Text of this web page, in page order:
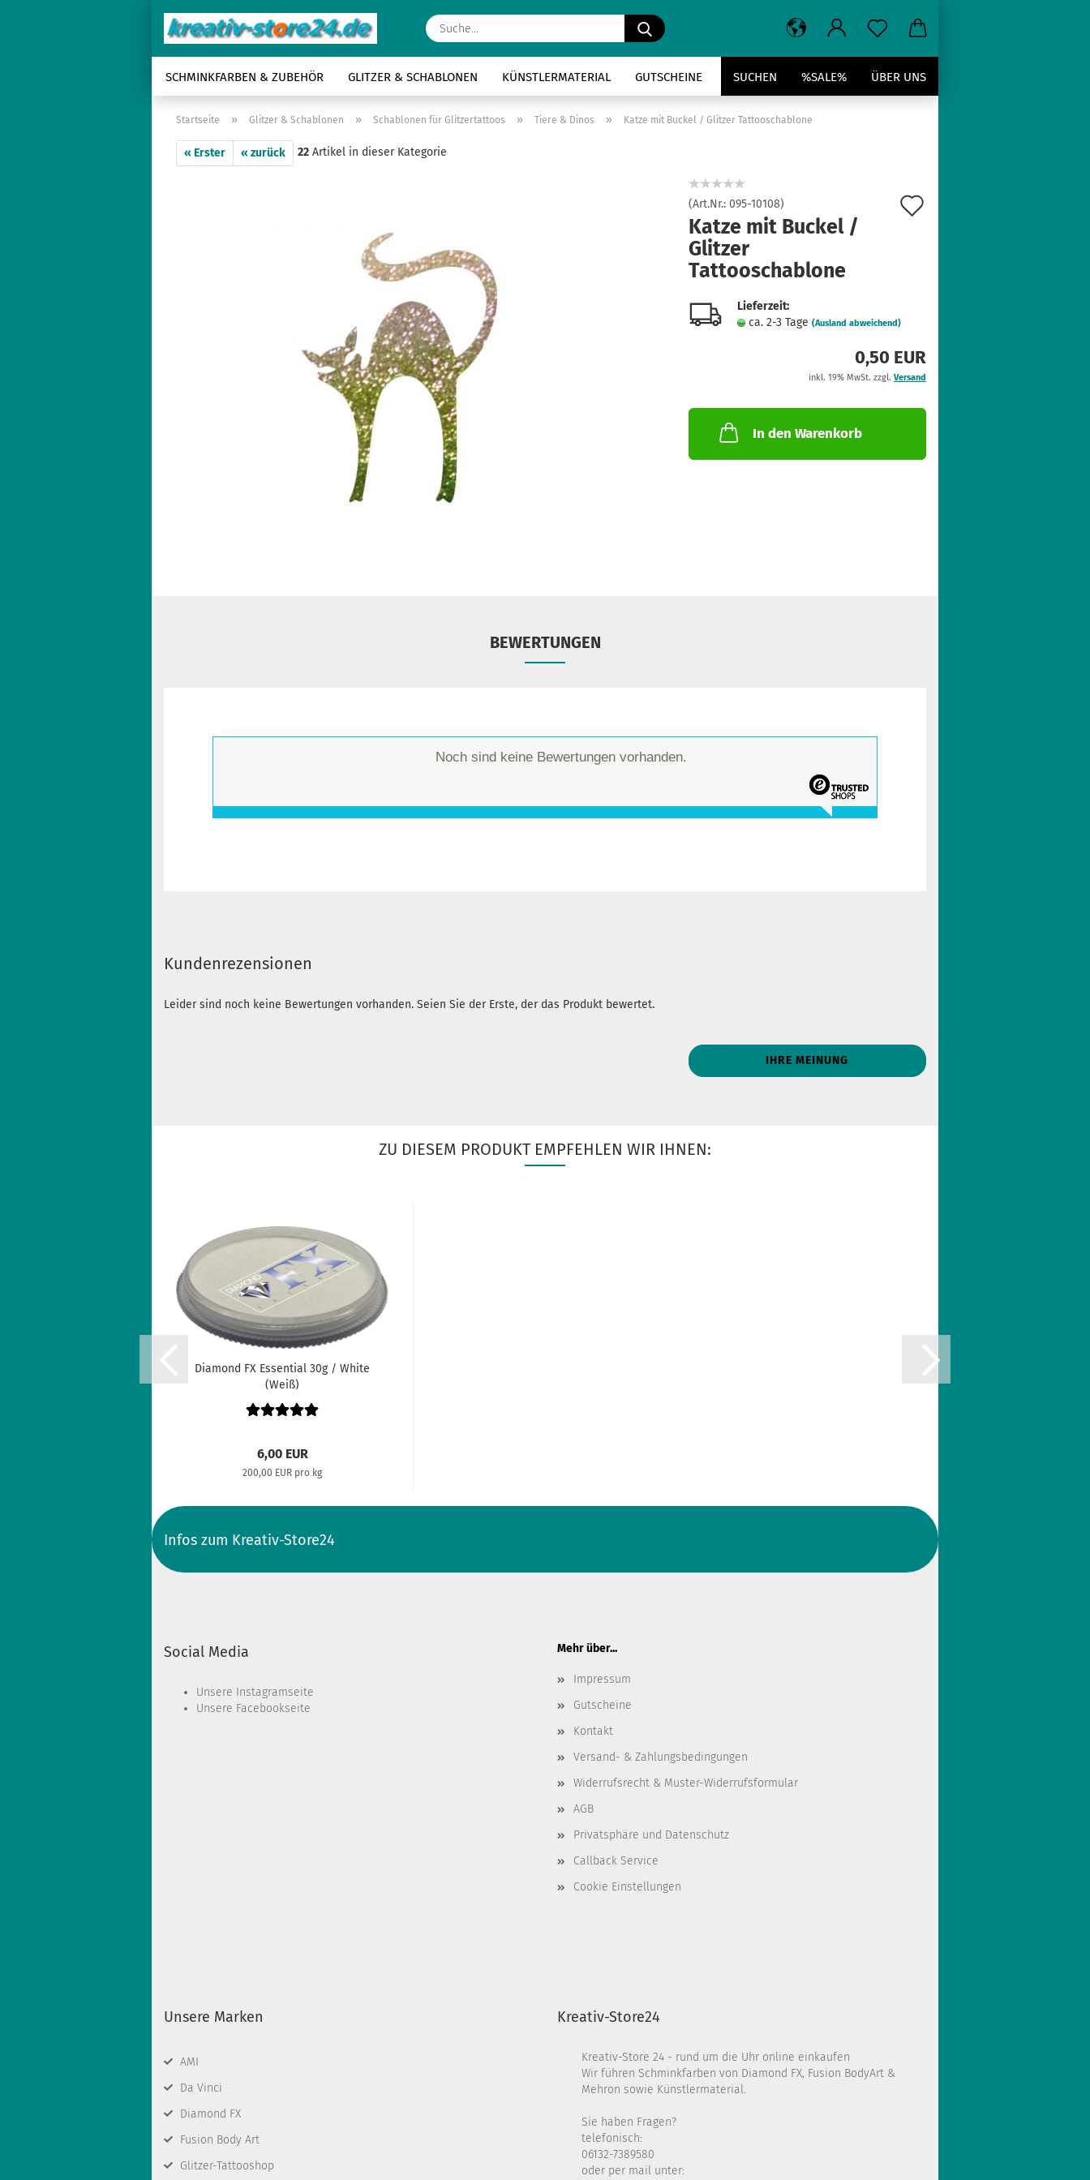
Suche...
SCHMINKFARBEN & ZUBEHÖR GLITZER & SCHABLONEN KÜNSTLERMATERIAL GUTSCHEINE SUCHEN %SALE% ÜBER UNS
Startseite » Glitzer & Schablonen » Schablonen für Glitzertattoos » Tiere & Dinos » Katze mit Buckel / Glitzer Tattooschablone
« Erster « zurück 22 Artikel in dieser Kategorie
(Art.Nr.: 095-10108)
Katze mit Buckel /
Glitzer
Tattooschablone
Lieferzeit:
ca. 2-3 Tage (Ausland abweichend)
0,50 EUR
inkl. 19% MwSt. zzgl. Versand
In den Warenkorb
BEWERTUNGEN
Noch sind keine Bewertungen vorhanden.
Kundenrezensionen
Leider sind noch keine Bewertungen vorhanden. Seien Sie der Erste, der das Produkt bewertet.
IHRE MEINUNG
ZU DIESEM PRODUKT EMPFEHLEN WIR IHNEN:
Diamond FX Essential 30g / White
(Weiß)
6,00 EUR
200,00 EUR pro kg
Infos zum Kreativ-Store24
Social Media
Unsere Instagramseite
Unsere Facebookseite
Mehr über...
Impressum
Gutscheine
Kontakt
Versand- & Zahlungsbedingungen
Widerrufsrecht & Muster-Widerrufsformular
AGB
Privatsphäre und Datenschutz
Callback Service
Cookie Einstellungen
Unsere Marken
AMI
Da Vinci
Diamond FX
Fusion Body Art
Glitzer-Tattooshop
Kreativ-Store24
Kreativ-Store 24 - rund um die Uhr online einkaufen
Wir führen Schminkfarben von Diamond FX, Fusion BodyArt &
Mehron sowie Künstlermaterial.
Sie haben Fragen?
telefonisch:
06132-7389580
oder per mail unter: